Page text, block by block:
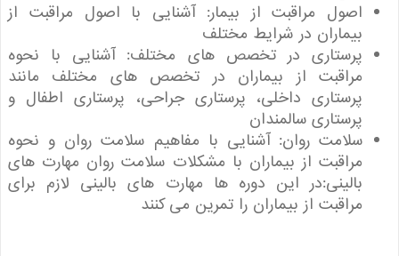
اصول مراقبت از بیمار : آشنایی با اصول مراقبت از
بیماران در شرایط مختلف
پرستاری در تخصص های مختلف: آشنایی با نحوه
مراقبت از بیماران در تخصص های مختلف مانند
پرستاری داخلی، پرستاری جراحی، پرستاری اطفال و
پرستاری سالمندان
سلامت روان : آشنایی با مفاهیم سلامت روان و نحوه
مراقبت از بیماران با مشکلات سلامت روان مهارت های
بالینی:در این دوره ها مهارت های بالینی لازم برای
مراقبت از بیماران را تمرین می کنند